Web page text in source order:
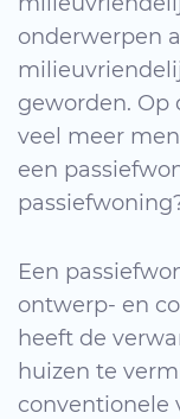
onderwerpen
geworden. Op
veel meer
een
Een
ontwerp- en
heeft de
huizen te
conventionele